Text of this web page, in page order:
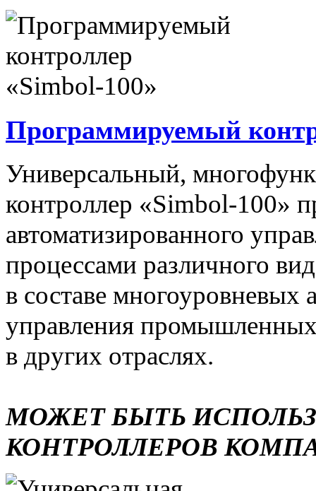
Программируемый
Универсальный,
контроллер «Simbol-100»
автоматизированного
процессами различного
в составе многоуровневых
управления
в других отраслях.
МОЖЕТ БЫТЬ
КОНТРОЛЛЕРОВ